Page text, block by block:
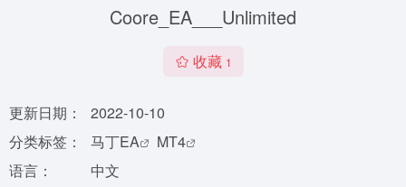
Coore_EA___Unlimited
收藏 1
更新日期：
2022-10-10
分类标签：
马丁EA
MT4
语言：
中文